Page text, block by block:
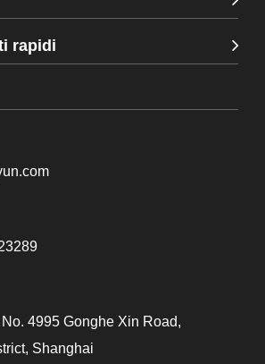
rapidi
4995 Gonghe Xin Road,
Shanghai